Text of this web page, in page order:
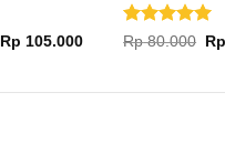
Harga
aslinya
Rp 105.000HargaDinilai5
dari 5
Rp80.000 Rp